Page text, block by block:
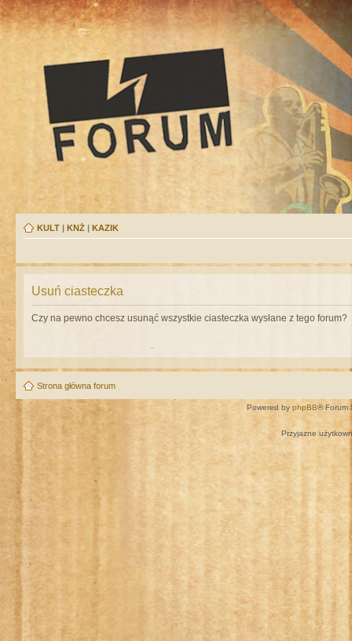
KULT | KNŻ | KAZIK
Usuń ciasteczka
Czy na pewno chcesz usunąć wszystkie ciasteczka wysłane z tego forum?
Strona główna forum
Powered by phpBB® Forum
Przyjazne